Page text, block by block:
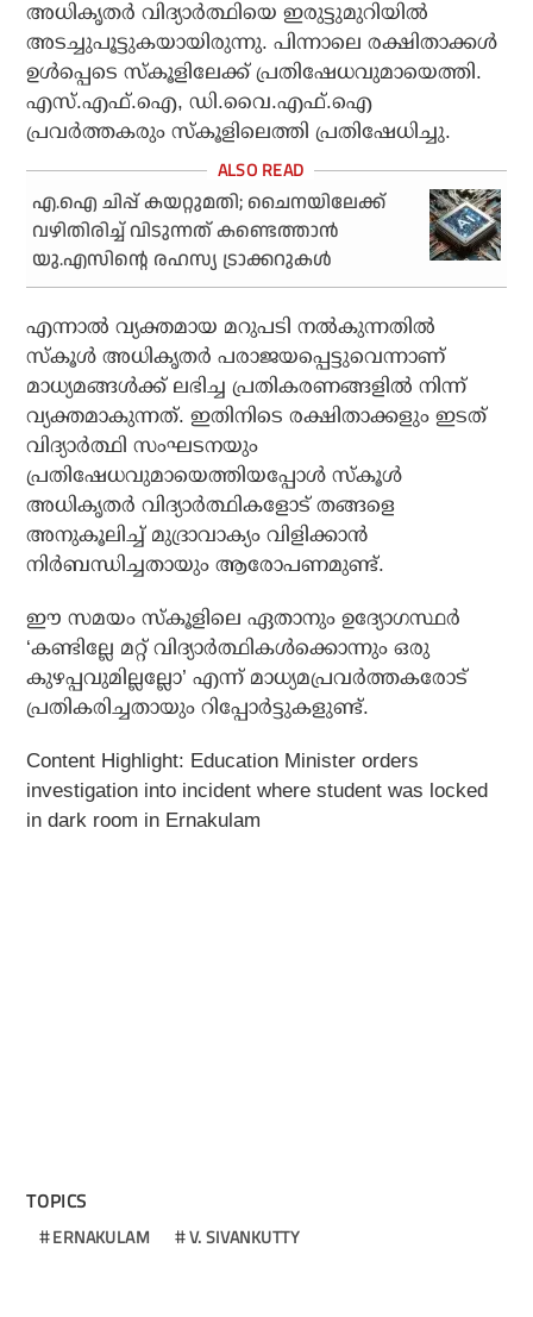
അധികൃതര്‍ വിദ്യാര്‍ത്ഥിയെ ഇരുട്ടുമുറിയില്‍
അടച്ചുപൂട്ടുകയായിരുന്നു. പിന്നാലെ രക്ഷിതാക്കള്‍
ഉള്‍പ്പെടെ സ്‌കൂളിലേക്ക് പ്രതിഷേധവുമായെത്തി.
എസ്.എഫ്.ഐ, ഡി.വൈ.എഫ്.ഐ
പ്രവര്‍ത്തകരും സ്‌കൂളിലെത്തി പ്രതിഷേധിച്ചു.
എ.ഐ ചിപ്പ് കയറ്റുമതി; ചൈനയിലേക്ക്
വഴിതിരിച്ച് വിടുന്നത് കണ്ടെത്താന്‍
യു.എസിന്റെ രഹസ്യ ട്രാക്കറുകള്‍
എന്നാല്‍ വ്യക്തമായ മറുപടി നല്‍കുന്നതില്‍
സ്‌കൂള്‍ അധികൃതര്‍ പരാജയപ്പെട്ടുവെന്നാണ്
മാധ്യമങ്ങള്‍ക്ക് ലഭിച്ച പ്രതികരണങ്ങളിൽ നിന്ന്
വ്യക്തമാകുന്നത്. ഇതിനിടെ രക്ഷിതാക്കളും ഇടത്
വിദ്യാര്‍ത്ഥി സംഘടനയും
പ്രതിഷേധവുമായെത്തിയപ്പോള്‍ സ്‌കൂള്‍
അധികൃതര്‍ വിദ്യാര്‍ത്ഥികളോട് തങ്ങളെ
അനുകൂലിച്ച് മുദ്രാവാക്യം വിളിക്കാന്‍
നിര്‍ബന്ധിച്ചതായും ആരോപണമുണ്ട്.
ഈ സമയം സ്‌കൂളിലെ ഏതാനും ഉദ്യോഗസ്ഥര്‍
‘കണ്ടില്ലേ മറ്റ് വിദ്യാര്‍ത്ഥികള്‍ക്കൊന്നും ഒരു
കുഴപ്പവുമില്ലല്ലോ’ എന്ന് മാധ്യമപ്രവര്‍ത്തകരോട്
പ്രതികരിച്ചതായും റിപ്പോര്‍ട്ടുകളുണ്ട്.
Content Highlight: Education Minister orders
investigation into incident where student was locked
in dark room in Ernakulam
TOPICS
ERNAKULAM V. SIVANKUTTY